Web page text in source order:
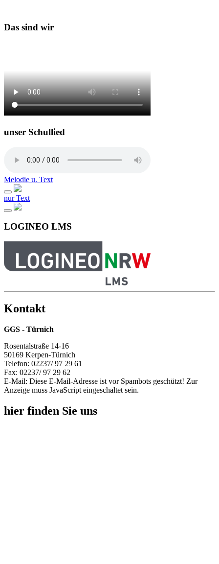
Das sind wir
unser Schullied
Melodie u. Text
nur Text
LOGINEO LMS
Kontakt
GGS - Türnich
Rosentalstraße 14-16
50169 Kerpen-Türnich
Telefon: 02237/ 97 29 61
Fax: 02237/ 97 29 62
E-Mail: Diese E-Mail-Adresse ist vor Spambots geschützt! Zur
Anzeige muss JavaScript eingeschaltet sein.
hier finden Sie uns